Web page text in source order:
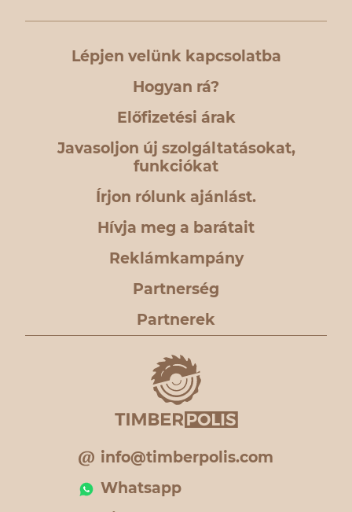
Lépjen velünk kapcsolatba
Hogyan rá?
Előfizetési árak
Javasoljon új szolgáltatásokat,
funkciókat
Írjon rólunk ajánlást.
Hívja meg a barátait
Reklámkampány
Partnerség
Partnerek
info@timberpolis.com
Whatsapp